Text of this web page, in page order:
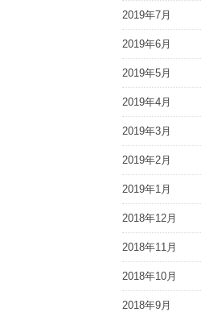
2019年7月
2019年6月
2019年5月
2019年4月
2019年3月
2019年2月
2019年1月
2018年12月
2018年11月
2018年10月
2018年9月